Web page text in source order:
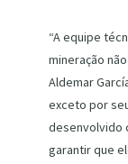
“A equipe
mineração
Aldemar
exceto por
desenvolvido
garantir que